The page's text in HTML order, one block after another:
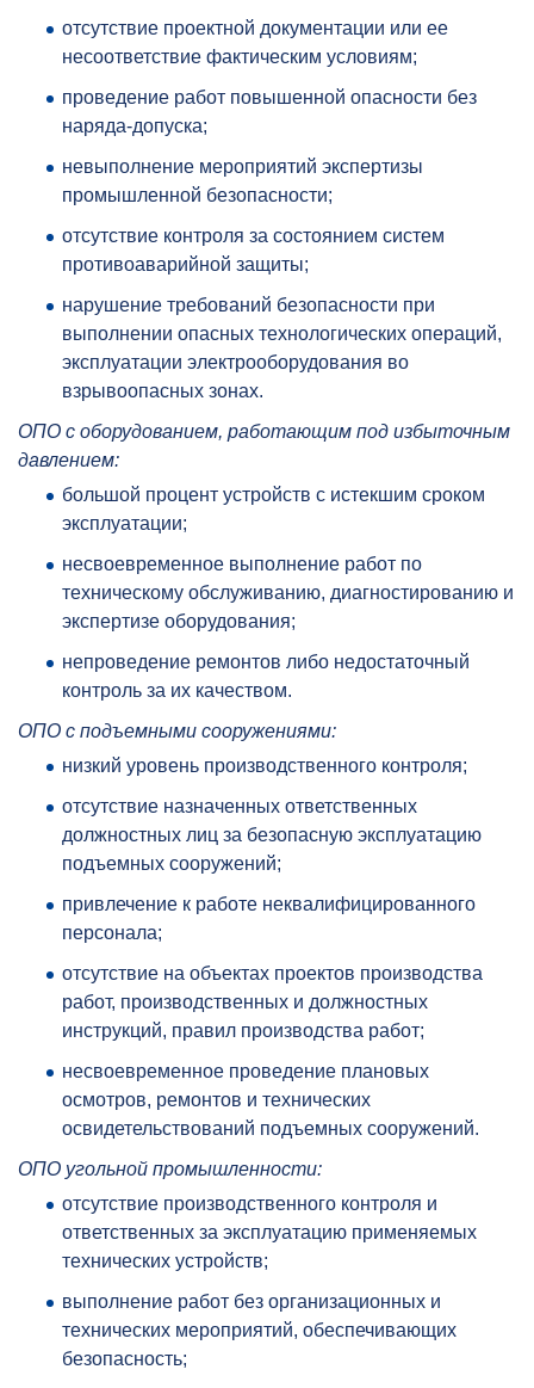
отсутствие проектной документации или ее
несоответствие фактическим условиям;
проведение работ повышенной опасности без
наряда-допуска;
невыполнение мероприятий экспертизы
промышленной безопасности;
отсутствие контроля за состоянием систем
противоаварийной защиты;
нарушение требований безопасности при
выполнении опасных технологических операций,
эксплуатации электрооборудования во
взрывоопасных зонах.
ОПО с оборудованием, работающим под избыточным
давлением:
большой процент устройств с истекшим сроком
эксплуатации;
несвоевременное выполнение работ по
техническому обслуживанию, диагностированию и
экспертизе оборудования;
непроведение ремонтов либо недостаточный
контроль за их качеством.
ОПО с подъемными сооружениями:
низкий уровень производственного контроля;
отсутствие назначенных ответственных
должностных лиц за безопасную эксплуатацию
подъемных сооружений;
привлечение к работе неквалифицированного
персонала;
отсутствие на объектах проектов производства
работ, производственных и должностных
инструкций, правил производства работ;
несвоевременное проведение плановых
осмотров, ремонтов и технических
освидетельствований подъемных сооружений.
ОПО угольной промышленности:
отсутствие производственного контроля и
ответственных за эксплуатацию применяемых
технических устройств;
выполнение работ без организационных и
технических мероприятий, обеспечивающих
безопасность;